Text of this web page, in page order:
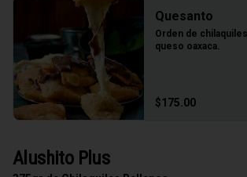
Quesanto
Orden de
queso oaxaca.
$175.00
Alushito Plus